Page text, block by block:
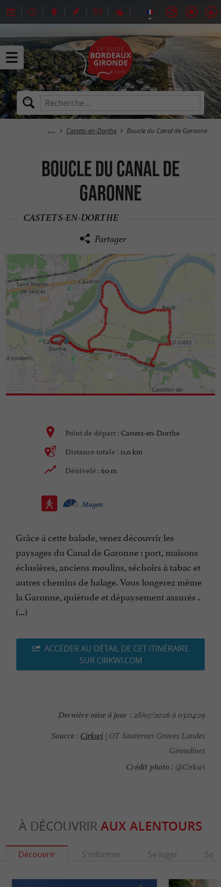
Castets-en-Dorthe Boucle du Canal de Garonne
Boucle du Canal de
Garonne
CASTETS-EN-DORTHE
Partager
Point de départ : Castets-en-Dorthe
Distance totale : 11,0 km
Dénivelé : 60 m
Moyen
Grâce à cette balade, venez découvrir les
paysages du Canal de Garonne : port, maisons
éclusières, anciens moulins, séchoirs à tabac et
autres chemins de halage. Vous longerez même
la Garonne, quiétude et dépaysement assurés .
(...)
ACCÉDER AU DÉTAIL DE CET ITINÉRAIRE
SUR CIRKWI.COM
Dernière mise à jour : 28/07/2026 à 03:04:29
Source : Cirkwi | OT Sauternes Graves Landes
Girondines
Crédit photo : @Cirkwi
À DÉCOUVRIR AUX ALENTOURS
Découvrir S'informer Se loger Se